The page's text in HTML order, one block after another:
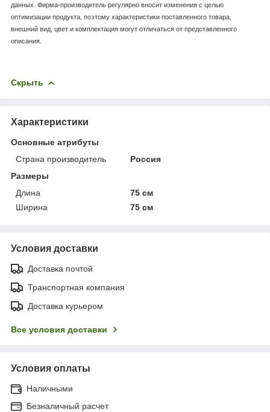
данных. Фирма-производитель регулярно вносит изменения с целью
оптимизации продукта, поэтому характеристики поставленного товара,
внешний вид, цвет и комплектация могут отличаться от представленного
описания.
Скрыть
Характеристики
Основные атрибуты
Страна производитель
Россия
Размеры
Длина
75 см
Ширина
75 см
Условия доставки
Доставка почтой
Транспортная компания
Доставка курьером
Все условия доставки
Условия оплаты
Наличными
Безналичный расчет